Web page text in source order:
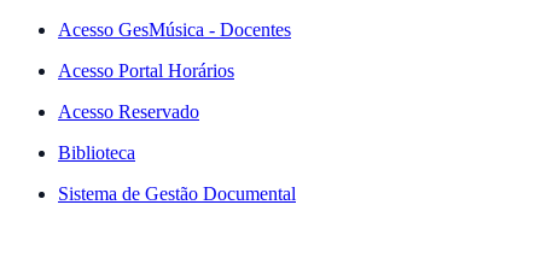
Acesso GesMúsica - Docentes
Acesso Portal Horários
Acesso Reservado
Biblioteca
Sistema de Gestão Documental